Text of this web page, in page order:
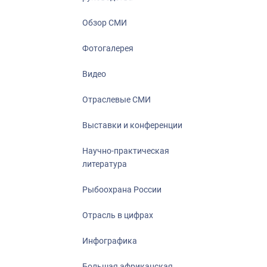
Большая
Укрепление
Обзор СМИ
Фотогалерея
Видео
Отраслевые СМИ
Выставки и конференции
Научно-практическая
литература
Рыбоохрана России
Отрасль в цифрах
Инфографика